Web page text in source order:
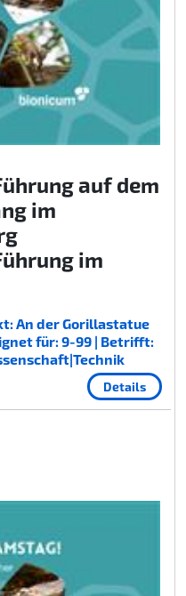
auf dem
im
im
An der Gorillastatue
für: 9-99 | Betrifft:
Details